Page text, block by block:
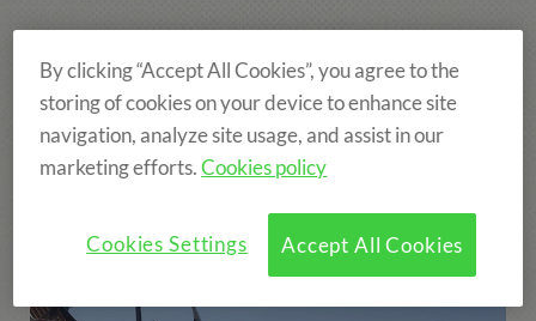
POBLET
EDAD: DE 8 A 15 AÑOS
¡Más diversión!
By clicking “Accept All Cookies”, you agree to the
storing of cookies on your device to enhance site
navigation, analyze site usage, and assist in our
marketing efforts.Cookies policy
Accept All Cookies
Cookies Settings